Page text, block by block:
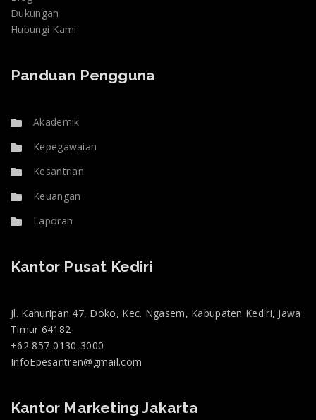
Dukungan
Hubungi Kami
Panduan Pengguna
Akademik
Kepegawaian
Kesantrian
Keuangan
Laporan
Kantor Pusat Kediri
Jl. Kahuripan 47, Doko, Kec. Ngasem, Kabupaten Kediri, Jawa
Timur 64182
+62 857-0130-3000
InfoEpesantren@gmail.com
Kantor Marketing Jakarta